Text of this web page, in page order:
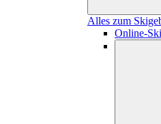
Alles zum
Online-